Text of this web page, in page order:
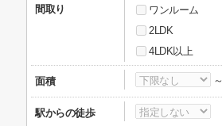
間取り ワンルーム
2LDK
4LDK以上
面積 ～
駅からの徒歩